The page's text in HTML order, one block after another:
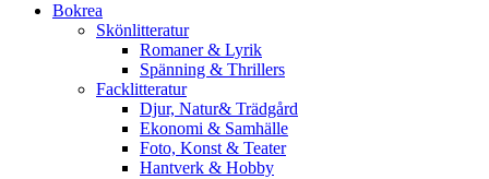
Bokrea
Skönlitteratur
Romaner & Lyrik
Spänning & Thrillers
Facklitteratur
Djur, Natur& Trädgård
Ekonomi & Samhälle
Foto, Konst & Teater
Hantverk & Hobby